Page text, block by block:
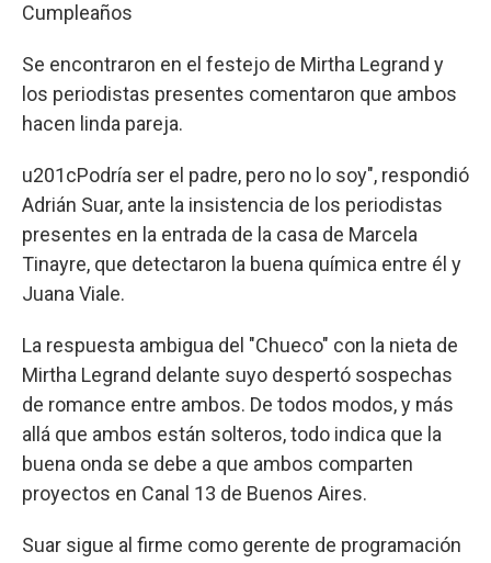
Cumpleaños
Se encontraron en el festejo de Mirtha Legrand y
los periodistas presentes comentaron que ambos
hacen linda pareja.
u201cPodría ser el padre, pero no lo soy", respondió
Adrián Suar, ante la insistencia de los periodistas
presentes en la entrada de la casa de Marcela
Tinayre, que detectaron la buena química entre él y
Juana Viale.
La respuesta ambigua del "Chueco" con la nieta de
Mirtha Legrand delante suyo despertó sospechas
de romance entre ambos. De todos modos, y más
allá que ambos están solteros, todo indica que la
buena onda se debe a que ambos comparten
proyectos en Canal 13 de Buenos Aires.
Suar sigue al firme como gerente de programación